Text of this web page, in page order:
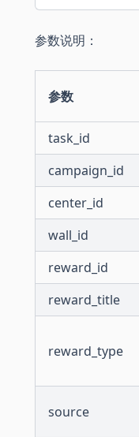
参数说明：
参数
task_id
campaign_id
center_id
wall_id
reward_id
reward_title
reward_type
source